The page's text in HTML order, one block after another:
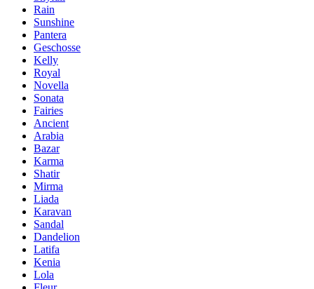
Rain
Sunshine
Pantera
Geschosse
Kelly
Royal
Novella
Sonata
Fairies
Ancient
Arabia
Bazar
Karma
Shatir
Mirma
Liada
Karavan
Sandal
Dandelion
Latifa
Kenia
Lola